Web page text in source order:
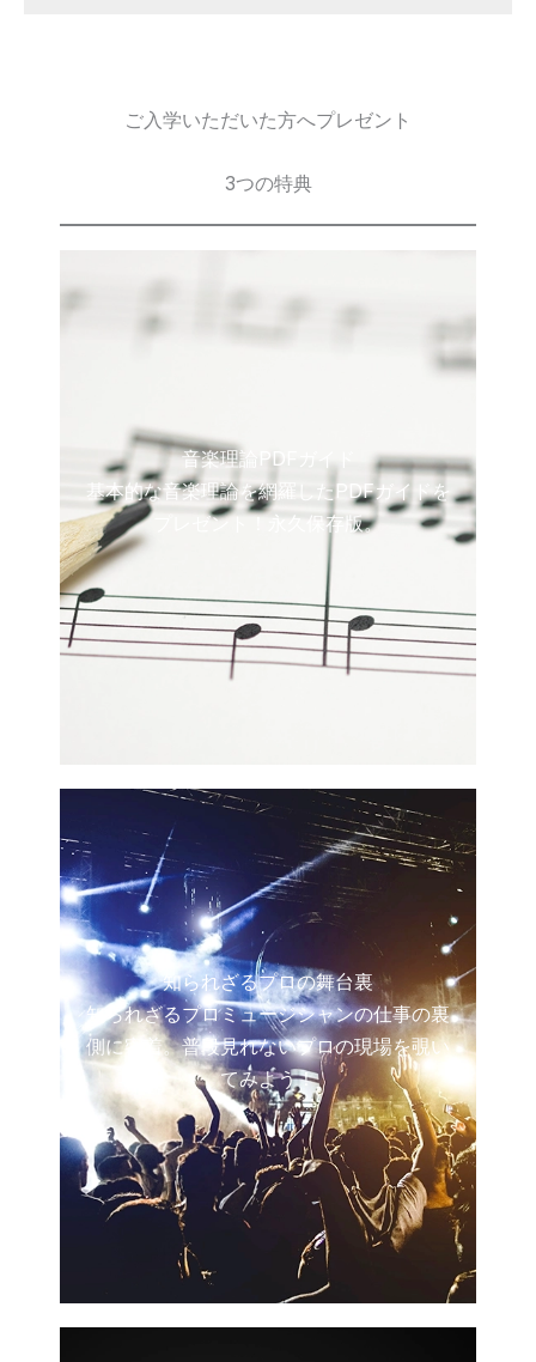
ご入学いただいた方へプレゼント
3つの特典
音楽理論PDFガイド
基本的な音楽理論を網羅したPDFガイドを
プレゼント！永久保存版。
知られざるプロの舞台裏
知られざるプロミュージシャンの仕事の裏
側に密着。普段見れないプロの現場を覗い
てみよう！